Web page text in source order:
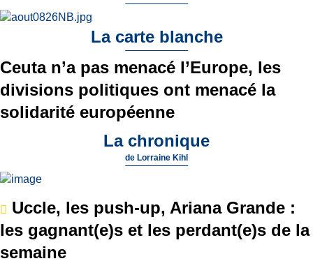
La carte blanche
Ceuta n’a pas menacé l’Europe, les
divisions politiques ont menacé la
solidarité européenne
La chronique
de Lorraine Kihl
Uccle, les push-up, Ariana Grande :
les gagnant(e)s et les perdant(e)s de la
semaine